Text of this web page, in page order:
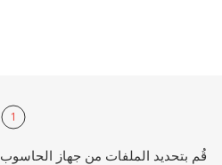
1
قُم بتحديد الملفات من جهاز الحاسوب